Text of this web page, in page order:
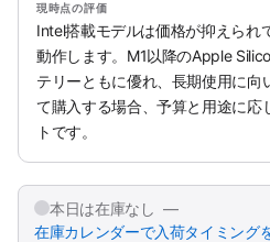
現時点の評価
Intel搭載モデルは価格が抑えられ
動作します。M1以降のApple
テリーともに優れ、長期使用に向
て購入する場合、予算と用途に応
トです。
本日は在庫なし —
在庫カレンダーで入荷タイミング